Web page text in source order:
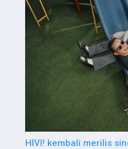
HIVI! kembali merilis